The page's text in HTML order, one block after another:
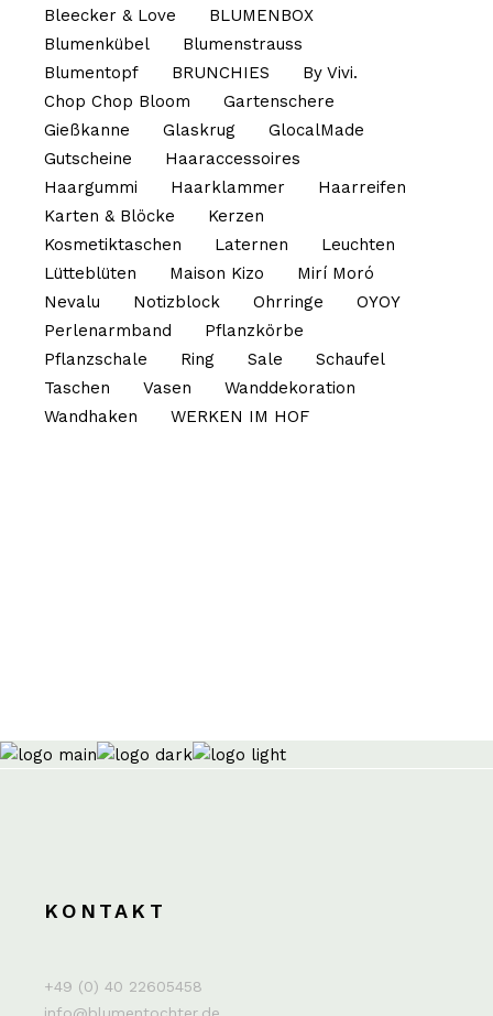
Bleecker & Love
BLUMENBOX
Blumenkübel
Blumenstrauss
Blumentopf
BRUNCHIES
By Vivi.
Chop Chop Bloom
Gartenschere
Gießkanne
Glaskrug
GlocalMade
Gutscheine
Haaraccessoires
Haargummi
Haarklammer
Haarreifen
Karten & Blöcke
Kerzen
Kosmetiktaschen
Laternen
Leuchten
Lütteblüten
Maison Kizo
Mirí Moró
Nevalu
Notizblock Ohrringe
OYOY
Perlenarmband
Pflanzkörbe
Pflanzschale
Ring Sale
Schaufel
Taschen
Vasen
Wanddekoration
Wandhaken
WERKEN IM HOF
KONTAKT
+49 (0) 40 22605458